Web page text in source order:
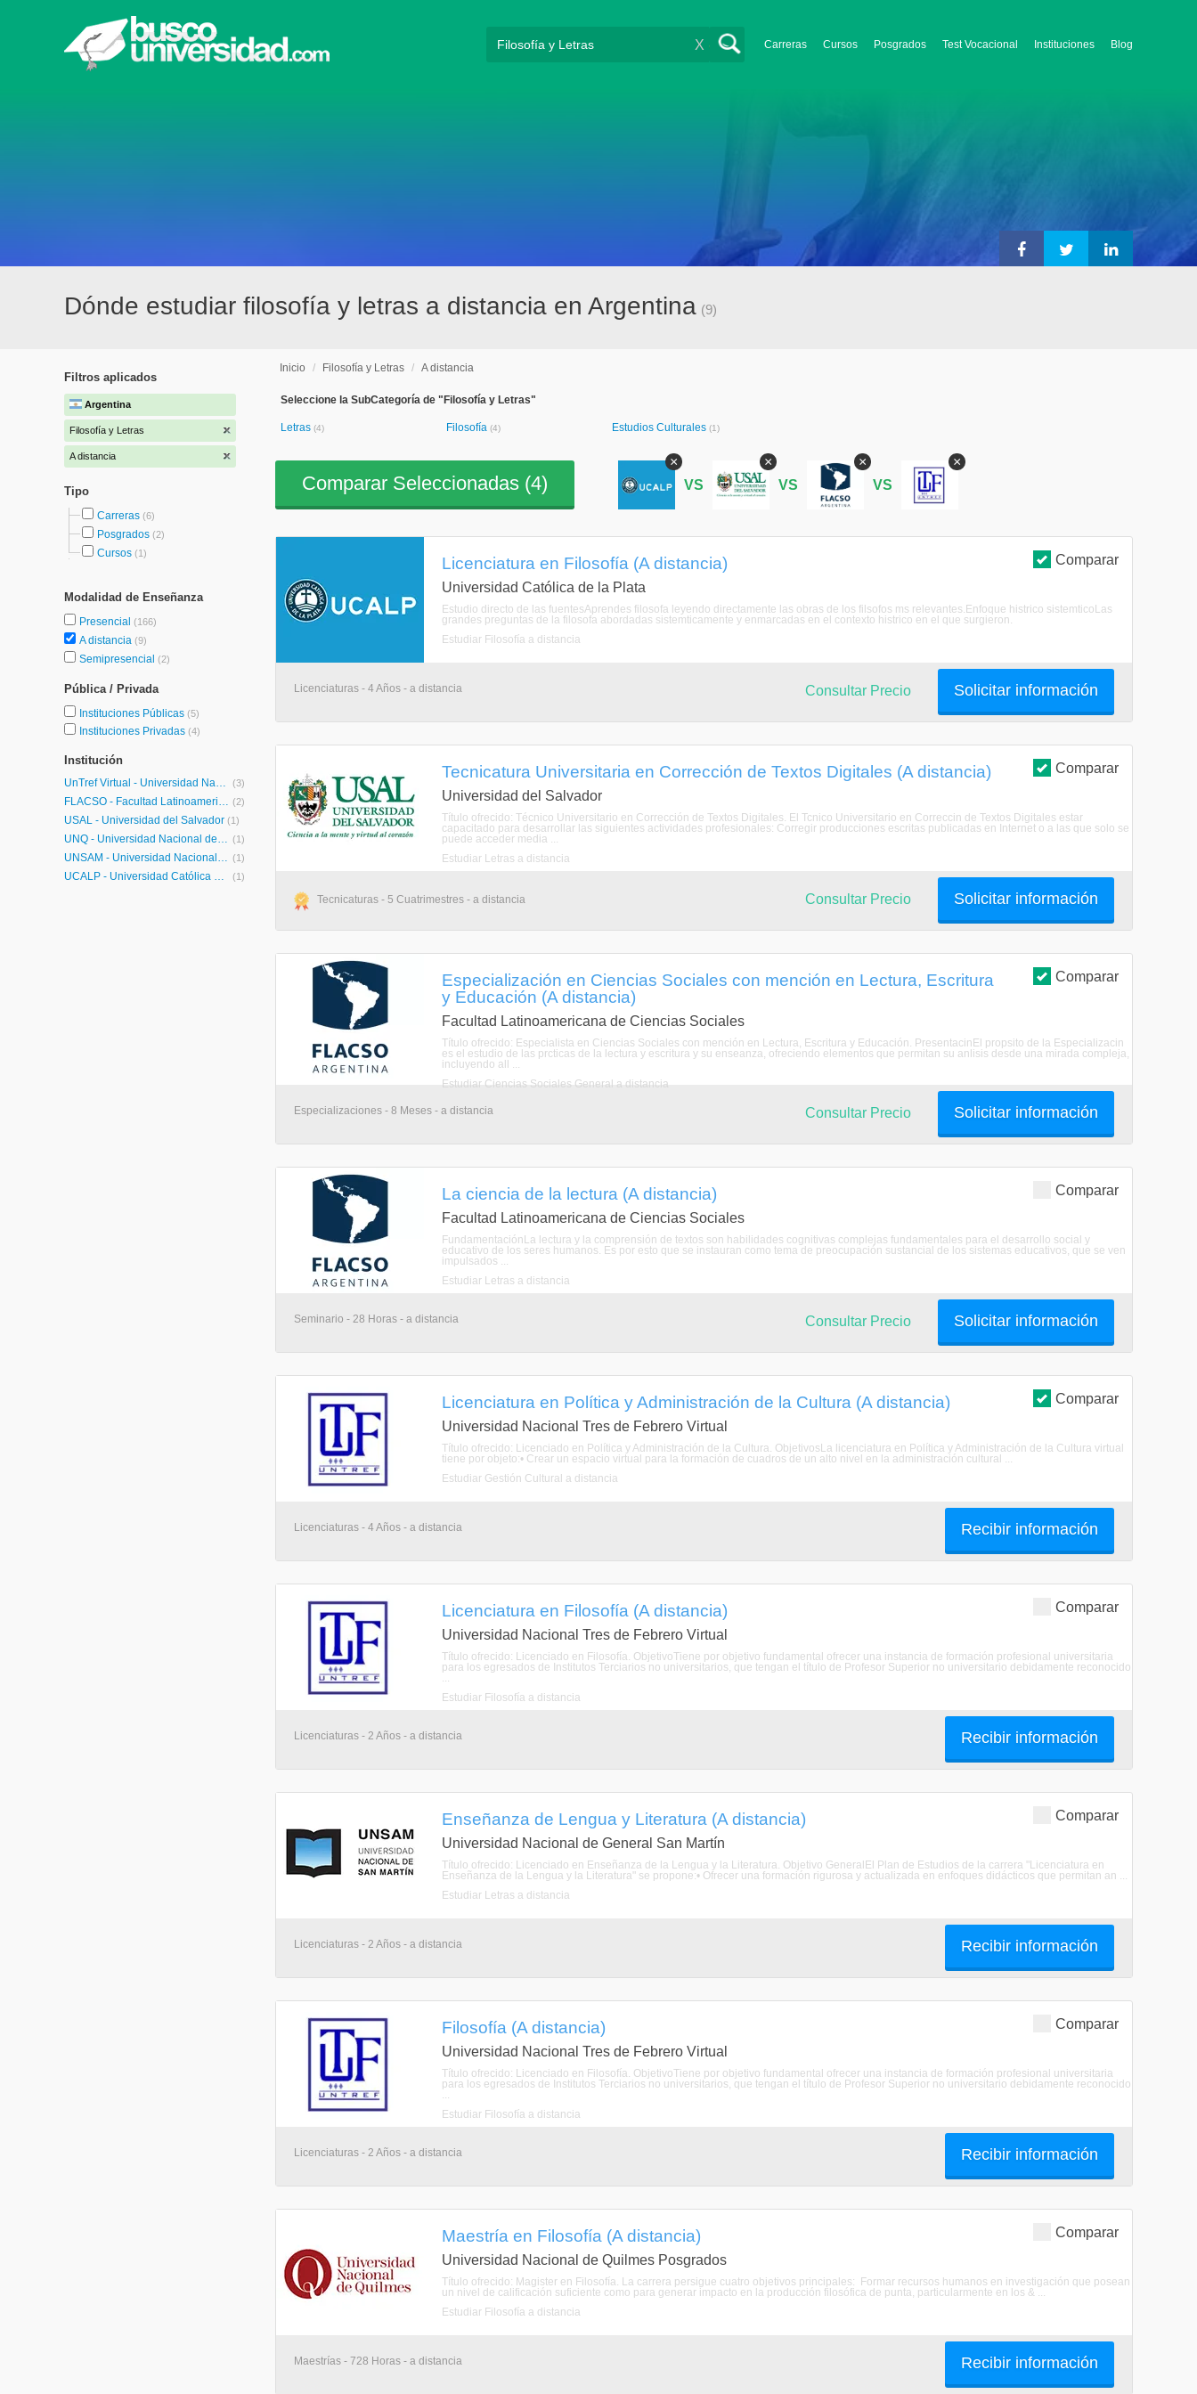
Carreras Cursos Posgrados Test Vocacional Instituciones Blog
X
Dónde estudiar filosofía y letras a distancia en Argentina (9)
Filtros aplicados
Argentina
Filosofía y Letras
A distancia
Tipo
Carreras (6)
Posgrados (2)
Cursos (1)
Modalidad de Enseñanza
Presencial (166)
A distancia (9)
Semipresencial (2)
Pública / Privada
Instituciones Públicas (5)
Instituciones Privadas (4)
Institución
UnTref Virtual - Universidad Nacional Tres de Febrero Virtual (3)
FLACSO - Facultad Latinoamericana de Ciencias Sociales (2)
USAL - Universidad del Salvador (1)
UNQ - Universidad Nacional de Quilmes Posgrados (1)
UNSAM - Universidad Nacional de General San Martín (1)
UCALP - Universidad Católica de la Plata (1)
Inicio / Filosofía y Letras / A distancia
Seleccione la SubCategoría de "Filosofía y Letras"
Letras (4) Filosofía (4) Estudios Culturales (1)
Comparar Seleccionadas (4)
×
VS
×
VS
×
VS
×
Comparar
Licenciatura en Filosofía (A distancia)
Universidad Católica de la Plata
Estudio directo de las fuentesAprendes filosofa leyendo directamente las obras de los filsofos ms relevantes.Enfoque histrico sistemticoLas
grandes preguntas de la filosofa abordadas sistemticamente y enmarcadas en el contexto histrico en el que surgieron.
Estudiar Filosofía a distancia
Licenciaturas - 4 Años - a distancia Solicitar información
Consultar Precio
Comparar
Tecnicatura Universitaria en Corrección de Textos Digitales (A distancia)
Universidad del Salvador
Título ofrecido: Técnico Universitario en Corrección de Textos Digitales. El Tcnico Universitario en Correccin de Textos Digitales estar
capacitado para desarrollar las siguientes actividades profesionales: Corregir producciones escritas publicadas en Internet o a las que solo se
puede acceder media ...
Estudiar Letras a distancia
Tecnicaturas - 5 Cuatrimestres - a distancia Solicitar información
Consultar Precio
Comparar
Especialización en Ciencias Sociales con mención en Lectura, Escritura
y Educación (A distancia)
Facultad Latinoamericana de Ciencias Sociales
Título ofrecido: Especialista en Ciencias Sociales con mención en Lectura, Escritura y Educación. PresentacinEl propsito de la Especializacin
es el estudio de las prcticas de la lectura y escritura y su enseanza, ofreciendo elementos que permitan su anlisis desde una mirada compleja,
incluyendo all ...
Estudiar Ciencias Sociales General a distancia
Especializaciones - 8 Meses - a distancia Solicitar información
Consultar Precio
Comparar
La ciencia de la lectura (A distancia)
Facultad Latinoamericana de Ciencias Sociales
FundamentaciónLa lectura y la comprensión de textos son habilidades cognitivas complejas fundamentales para el desarrollo social y
educativo de los seres humanos. Es por esto que se instauran como tema de preocupación sustancial de los sistemas educativos, que se ven
impulsados ...
Estudiar Letras a distancia
Seminario - 28 Horas - a distancia Solicitar información
Consultar Precio
Comparar
Licenciatura en Política y Administración de la Cultura (A distancia)
Universidad Nacional Tres de Febrero Virtual
Título ofrecido: Licenciado en Política y Administración de la Cultura. ObjetivosLa licenciatura en Política y Administración de la Cultura virtual
tiene por objeto:• Crear un espacio virtual para la formación de cuadros de un alto nivel en la administración cultural ...
Estudiar Gestión Cultural a distancia
Licenciaturas - 4 Años - a distancia Recibir información
Comparar
Licenciatura en Filosofía (A distancia)
Universidad Nacional Tres de Febrero Virtual
Título ofrecido: Licenciado en Filosofía. ObjetivoTiene por objetivo fundamental ofrecer una instancia de formación profesional universitaria
para los egresados de Institutos Terciarios no universitarios, que tengan el título de Profesor Superior no universitario debidamente reconocido
...
Estudiar Filosofía a distancia
Licenciaturas - 2 Años - a distancia Recibir información
Comparar
Enseñanza de Lengua y Literatura (A distancia)
Universidad Nacional de General San Martín
Título ofrecido: Licenciado en Enseñanza de la Lengua y la Literatura. Objetivo GeneralEl Plan de Estudios de la carrera "Licenciatura en
Enseñanza de la Lengua y la Literatura" se propone:• Ofrecer una formación rigurosa y actualizada en enfoques didácticos que permitan an ...
Estudiar Letras a distancia
Licenciaturas - 2 Años - a distancia Recibir información
Comparar
Filosofía (A distancia)
Universidad Nacional Tres de Febrero Virtual
Título ofrecido: Licenciado en Filosofía. ObjetivoTiene por objetivo fundamental ofrecer una instancia de formación profesional universitaria
para los egresados de Institutos Terciarios no universitarios, que tengan el título de Profesor Superior no universitario debidamente reconocido
...
Estudiar Filosofía a distancia
Licenciaturas - 2 Años - a distancia Recibir información
Comparar
Maestría en Filosofía (A distancia)
Universidad Nacional de Quilmes Posgrados
Título ofrecido: Magister en Filosofía. La carrera persigue cuatro objetivos principales: Formar recursos humanos en investigación que posean
un nivel de calificación suficiente como para generar impacto en la producción filosófica de punta, particularmente en los & ...
Estudiar Filosofía a distancia
Maestrías - 728 Horas - a distancia Recibir información